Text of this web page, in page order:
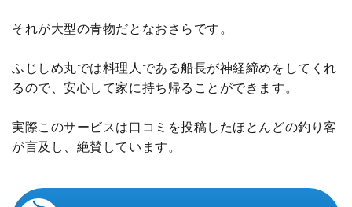
それが大型の青物だとなおさらです。
ふじしめ丸では料理人である船長が神経締めをしてくれ
るので、安心して家に持ち帰ることができます。
実際このサービスは口コミを投稿したほとんどの釣り客
が言及し、絶賛しています。